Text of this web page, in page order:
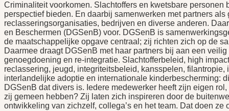
Criminaliteit voorkomen. Slachtoffers en kwetsbare personen
perspectief bieden. En daarbij samenwerken met partners
reclasseringsorganisaties, bedrijven en diverse anderen.
en Beschermen (DGSenB) voor. DGSenB is
de maatschappelijke opgave centraal; zij richten zich op de
Daarmee draagt DGSenB met haar partners bij aan een
genoegdoening en re-integratie. Slachtofferbeleid, high
reclassering, jeugd, integriteitsbeleid, kansspelen,
interlandelijke adoptie en internationale kinderbescherming:
DGSenB dat divers is. Iedere medewerker heeft zijn eigen
zij gemeen hebben? Zij laten zich inspireren door de
ontwikkeling van zichzelf, collega’s en het team. Dat doen ze